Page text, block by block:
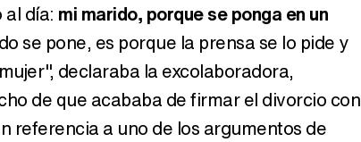
día: mi marido, porque se ponga en un
se pone, es porque la prensa se lo pide y
declaraba la excolaboradora,
de que acababa de firmar el divorcio con
referencia a uno de los argumentos de